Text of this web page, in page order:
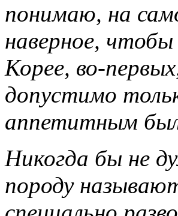
понимаю, на
наверное,
Корее, во-
допустимо
аппетитным был
Никогда бы не
породу